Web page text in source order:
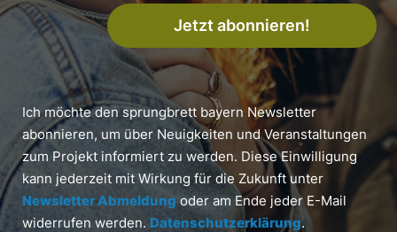
Jetzt abonnieren!
Ich möchte den sprungbrett bayern Newsletter
abonnieren, um über Neuigkeiten und Veranstaltungen
zum Projekt informiert zu werden. Diese Einwilligung
kann jederzeit mit Wirkung für die Zukunft unter
Newsletter Abmeldung oder am Ende jeder E-Mail
widerrufen werden. Datenschutzerklärung.